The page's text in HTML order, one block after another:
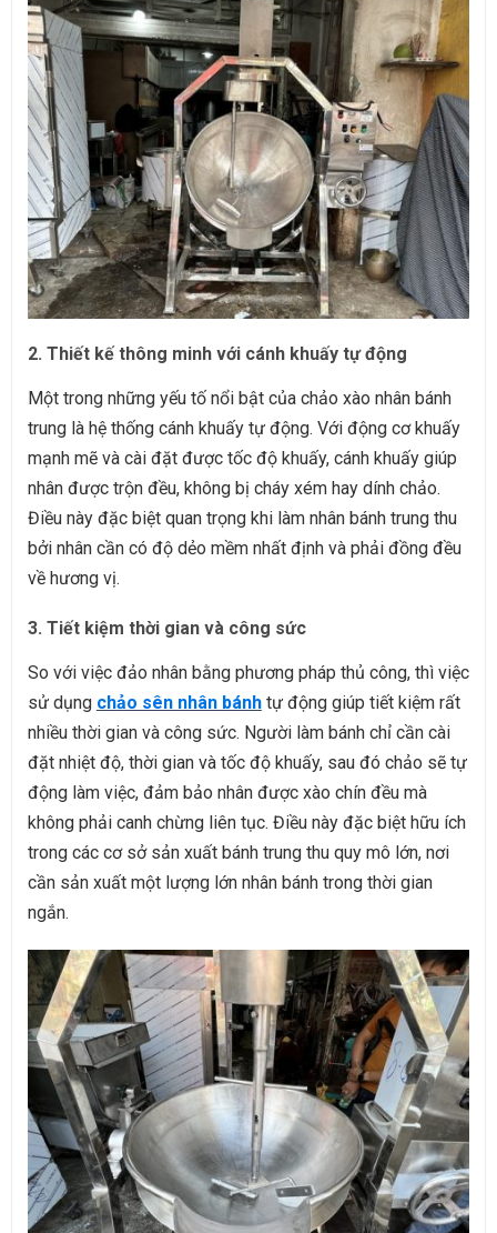
2. Thiết kế thông minh với cánh khuấy tự động
Một trong những yếu tố nổi bật của chảo xào nhân bánh
trung là hệ thống cánh khuấy tự động. Với động cơ khuấy
mạnh mẽ và cài đặt được tốc độ khuấy, cánh khuấy giúp
nhân được trộn đều, không bị cháy xém hay dính chảo.
Điều này đặc biệt quan trọng khi làm nhân bánh trung thu
bởi nhân cần có độ dẻo mềm nhất định và phải đồng đều
về hương vị.
3. Tiết kiệm thời gian và công sức
So với việc đảo nhân bằng phương pháp thủ công, thì việc
sử dụng chảo sên nhân bánhtự động giúp tiết kiệm rất
nhiều thời gian và công sức. Người làm bánh chỉ cần cài
đặt nhiệt độ, thời gian và tốc độ khuấy, sau đó chảo sẽ tự
động làm việc, đảm bảo nhân được xào chín đều mà
không phải canh chừng liên tục. Điều này đặc biệt hữu ích
trong các cơ sở sản xuất bánh trung thu quy mô lớn, nơi
cần sản xuất một lượng lớn nhân bánh trong thời gian
ngắn.